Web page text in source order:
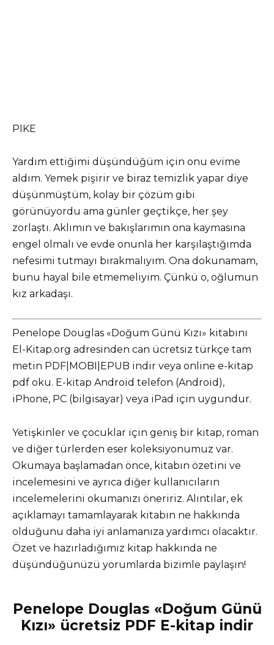
PIKE
Yardım ettiğimi düşündüğüm için onu evime
aldım. Yemek pişirir ve biraz temizlik yapar diye
düşünmüştüm, kolay bir çözüm gibi
görünüyordu ama günler geçtikçe, her şey
zorlaştı. Aklımın ve bakışlarımın ona kaymasına
engel olmalı ve evde onunla her karşılaştığımda
nefesimi tutmayı bırakmalıyım. Ona dokunamam,
bunu hayal bile etmemeliyim. Çünkü o, oğlumun
kız arkadaşı.
Penelope Douglas «Doğum Günü Kızı» kitabını
El-Kitap.org adresinden can ücretsiz türkçe tam
metin PDF|MOBI|EPUB indir veya online e-kitap
pdf oku. E-kitap Android telefon (Android),
iPhone, PC (bilgisayar) veya iPad için uygundur.
Yetişkinler ve çocuklar için geniş bir kitap, roman
ve diğer türlerden eser koleksiyonumuz var.
Okumaya başlamadan önce, kitabın özetini ve
incelemesini ve ayrıca diğer kullanıcıların
incelemelerini okumanızı öneririz. Alıntılar, ek
açıklamayı tamamlayarak kitabın ne hakkında
olduğunu daha iyi anlamanıza yardımcı olacaktır.
Özet ve hazırladığımız kitap hakkında ne
düşündüğünüzü yorumlarda bizimle paylaşın!
Penelope Douglas «Doğum Günü
Kızı» ücretsiz PDF E-kitap indir